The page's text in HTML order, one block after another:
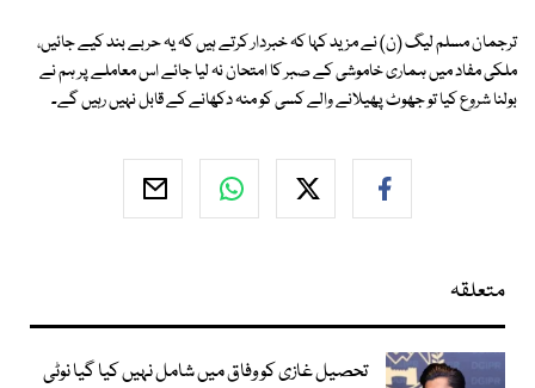
ترجمان مسلم لیگ (ن) نے مزید کہا کہ خبردار کرتے ہیں کہ یہ حربے بند کیے جائیں،
ملکی مفاد میں ہماری خاموشی کے صبر کا امتحان نہ لیا جائے اس معاملے پر ہم نے
بولنا شروع کیا تو جھوٹ پھیلانے والے کسی کو منہ دکھانے کے قابل نہیں رہیں گے۔
متعلقہ
تحصیل غازی کو وفاق میں شامل نہیں کیا گیا نوٹی